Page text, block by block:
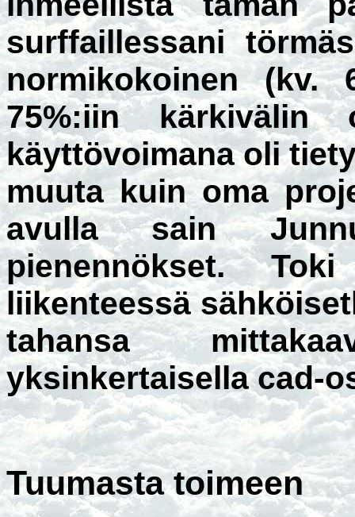
surffaillessani
normikokoinen (kv.
75%:iin
käyttövoimana oli
muuta kuin oma
avulla sain
pienennökset.
liikenteessä
tahansa
yksinkertaisella cad-
Tuumasta toimeen